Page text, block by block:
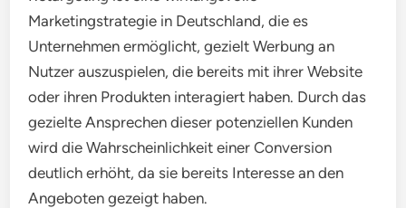
Marketingstrategie in Deutschland, die es
Unternehmen ermöglicht, gezielt Werbung an
Nutzer auszuspielen, die bereits mit ihrer Website
oder ihren Produkten interagiert haben. Durch das
gezielte Ansprechen dieser potenziellen Kunden
wird die Wahrscheinlichkeit einer Conversion
deutlich erhöht, da sie bereits Interesse an den
Angeboten gezeigt haben.